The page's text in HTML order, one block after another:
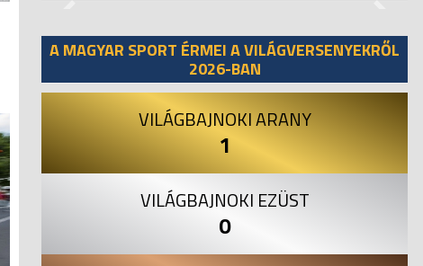
A MAGYAR SPORT ÉRMEI A VILÁGVERSENYEKRŐL
2026-BAN
VILÁGBAJNOKI ARANY
1
VILÁGBAJNOKI EZÜST
0